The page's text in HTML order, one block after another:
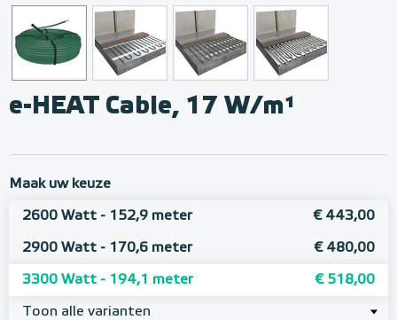
e-HEAT Cable, 17 W/m¹
Maak uw keuze
2600 Watt - 152,9 meter € 443,00
2900 Watt - 170,6 meter € 480,00
3300 Watt - 194,1 meter € 518,00
Toon alle varianten